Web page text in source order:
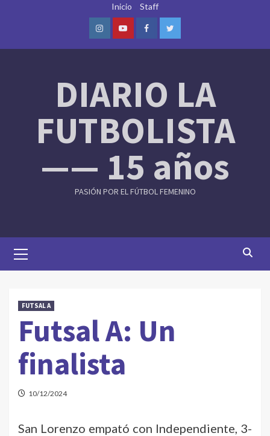
Inicio Staff
InstagramYoutubeFacebookTwitter
DIARIO LA
FUTBOLISTA
—— 15 años
PASIÓN POR EL FÚTBOL FEMENINO
Menu
FUTSAL A
Futsal A: Un
finalista
10/12/2024
San Lorenzo empató con Independiente, 3-